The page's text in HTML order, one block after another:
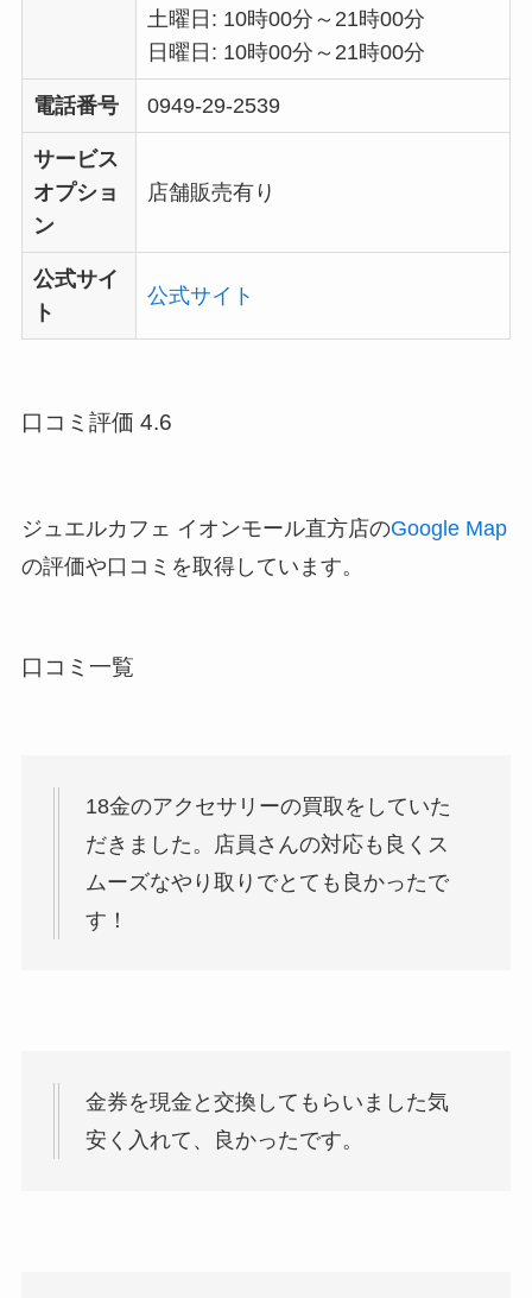
土曜日: 10時00分～21時00分
日曜日: 10時00分～21時00分
電話番号 0949-29-2539
サービス
オプショ
ン
店舗販売有り
公式サイ
ト
公式サイト
口コミ評価 4.6
ジュエルカフェ イオンモール直方店のGoogle Map
の評価や口コミを取得しています。
口コミ一覧
18金のアクセサリーの買取をしていた
だきました。店員さんの対応も良くス
ムーズなやり取りでとても良かったで
す！
金券を現金と交換してもらいました気
安く入れて、良かったです。